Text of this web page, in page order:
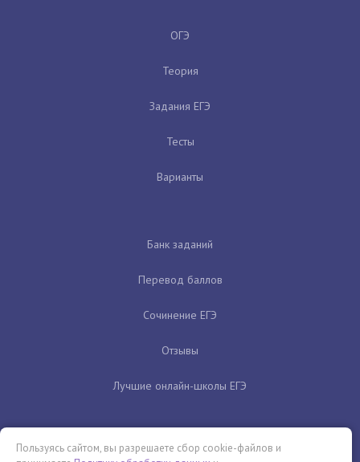
ОГЭ
Теория
Задания ЕГЭ
Тесты
Варианты
Банк заданий
Перевод баллов
Сочинение ЕГЭ
Отзывы
Лучшие онлайн-школы ЕГЭ
Пользуясь сайтом, вы разрешаете сбор cookie-файлов и